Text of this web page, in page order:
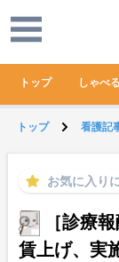
トップ しゃべる
トップ 看護記
お気に入り
［診療
賃上げ、実